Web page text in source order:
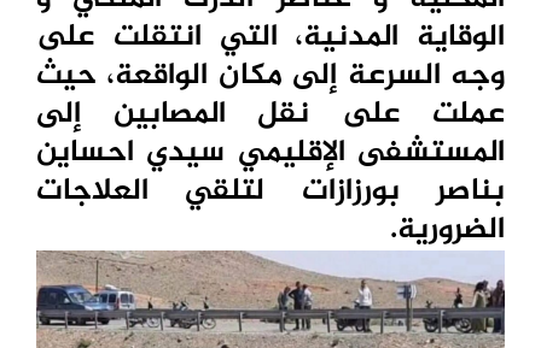
الوقاية المدنية، التي انتقلت على
وجه السرعة إلى مكان الواقعة، حيث
عملت على نقل المصابين إلى
المستشفى الإقليمي سيدي احساين
بناصر بورزازات لتلقي العلاجات
الضرورية.